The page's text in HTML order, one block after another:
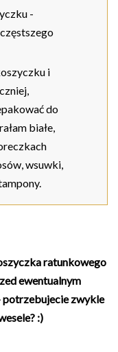
-
i
do
białe,
wsuwki,
ratunkowego
ewentualnym
potrzebujecie zwykle
:)